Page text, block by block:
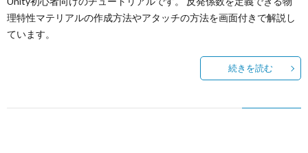
理特性マテリアルの作成方法やアタッチの方法を画面付きで解説し
ています。
続きを読む